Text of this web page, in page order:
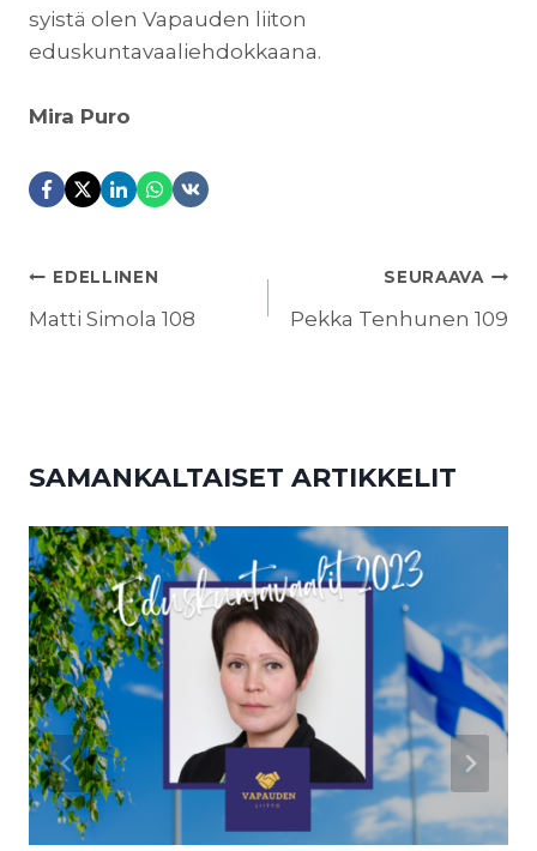
syistä olen Vapauden liiton
eduskuntavaaliehdokkaana.
Mira Puro
ARTIKKELIEN
SELAUS
EDELLINEN
Matti Simola 108
SEURAAVA
Pekka Tenhunen 109
SAMANKALTAISET ARTIKKELIT